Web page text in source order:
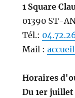
1 Square
01390 ST-
Tél.:
Mail :
Horaires
Du 1er